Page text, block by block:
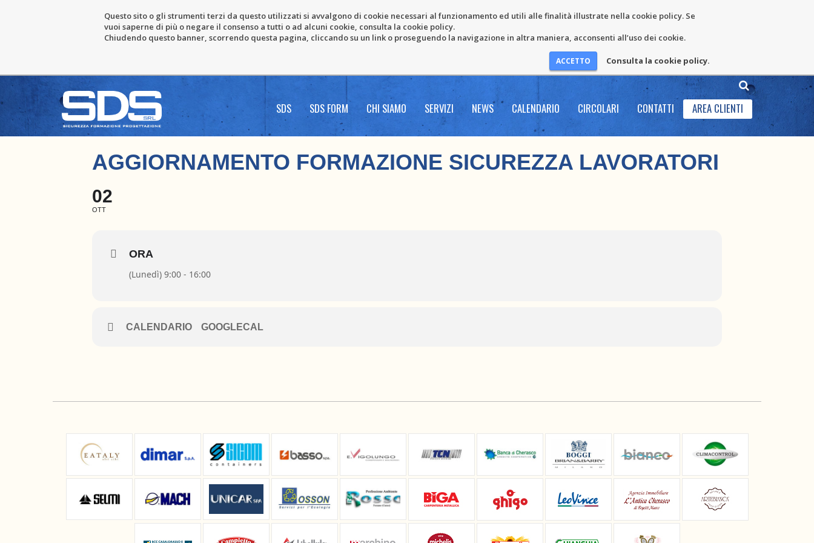
Questo sito o gli strumenti terzi da questo utilizzati si avvalgono di cookie necessari al funzionamento ed utili alle finalità illustrate nella cookie policy. Se
vuoi saperne di più o negare il consenso a tutti o ad alcuni cookie, consulta la cookie policy.
Chiudendo questo banner, scorrendo questa pagina, cliccando su un link o proseguendo la navigazione in altra maniera, acconsenti all’uso dei cookie.
Consulta la cookie policy.
SDS SDS FORM CHI SIAMO SERVIZI NEWS CALENDARIO CIRCOLARI CONTATTI AREA CLIENTI
AGGIORNAMENTO FORMAZIONE SICUREZZA LAVORATORI
02
OTT
ORA
(Lunedì) 9:00 - 16:00
CALENDARIO GOOGLECAL